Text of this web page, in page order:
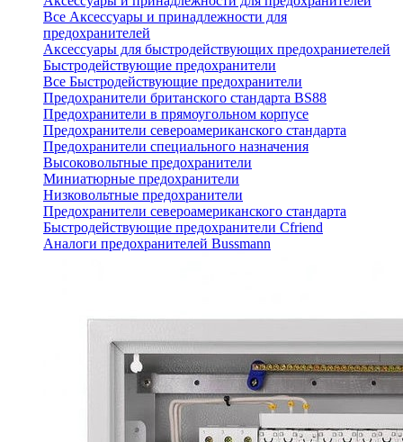
Все Аксессуары и принадлежности для
предохранителей
Аксессуары для быстродействующих предохраниетелей
Быстродействующие предохранители
Все Быстродействующие предохранители
Предохранители британского стандарта BS88
Предохранители в прямоугольном корпусе
Предохранители североамериканского стандарта
Предохранители специального назначения
Высоковольтные предохранители
Миниатюрные предохранители
Низковольтные предохранители
Предохранители североамериканского стандарта
Быстродействующие предохранители Cfriend
Аналоги предохранителей Bussmann